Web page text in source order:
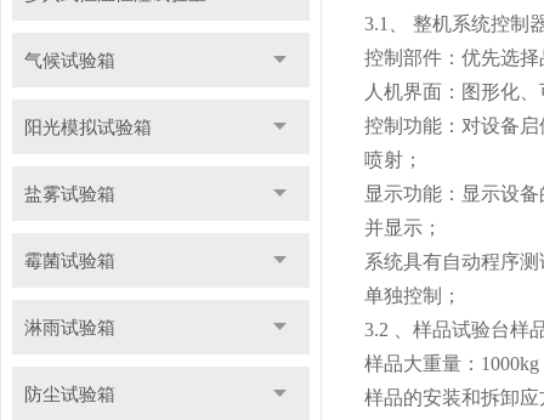
气候试验箱
阳光模拟试验箱
盐雾试验箱
霉菌试验箱
淋雨试验箱
防尘试验箱
3.1、 整机系统控制
控制部件：优先选
人机界面：图形化
控制功能：对设备
喷射；
显示功能：显示设
并显示；
系统具有自动程序
单独控制；
3.2 、样品试验台样
样品大重量：1000kg
样品的安装和拆卸应